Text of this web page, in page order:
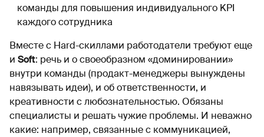
команды для повышения индивидуального KPI
каждого сотрудника
Вместе с Hard-скиллами работодатели требуют еще
и Soft: речь и о своеобразном «доминировании»
внутри команды (продакт-менеджеры вынуждены
навязывать идеи), и об ответственности, и
креативности с любознательностью. Обязаны
специалисты и решать чужие проблемы. И неважно
какие: например, связанные с коммуникацией,